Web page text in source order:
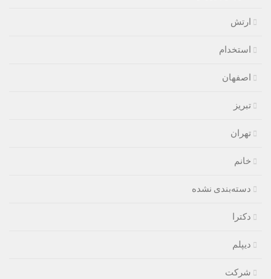
ارتش
استخدام
اصفهان
تبریز
تهران
خانم
دسته‌بندی نشده
دکترا
دیپلم
شرکت